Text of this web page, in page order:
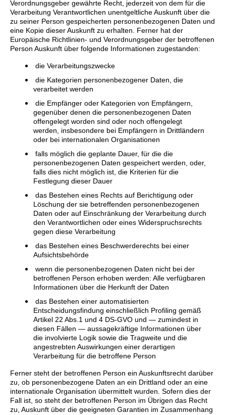
Verordnungsgeber gewährte Recht, jederzeit von dem für die
Verarbeitung Verantwortlichen unentgeltliche Auskunft über die
zu seiner Person gespeicherten personenbezogenen Daten und
eine Kopie dieser Auskunft zu erhalten. Ferner hat der
Europäische Richtlinien- und Verordnungsgeber der betroffenen
Person Auskunft über folgende Informationen zugestanden:
die Verarbeitungszwecke
die Kategorien personenbezogener Daten, die
verarbeitet werden
die Empfänger oder Kategorien von Empfängern,
gegenüber denen die personenbezogenen Daten
offengelegt worden sind oder noch offengelegt
werden, insbesondere bei Empfängern in Drittländern
oder bei internationalen Organisationen
falls möglich die geplante Dauer, für die die
personenbezogenen Daten gespeichert werden, oder,
falls dies nicht möglich ist, die Kriterien für die
Festlegung dieser Dauer
das Bestehen eines Rechts auf Berichtigung oder
Löschung der sie betreffenden personenbezogenen
Daten oder auf Einschränkung der Verarbeitung durch
den Verantwortlichen oder eines Widerspruchsrechts
gegen diese Verarbeitung
das Bestehen eines Beschwerderechts bei einer
Aufsichtsbehörde
wenn die personenbezogenen Daten nicht bei der
betroffenen Person erhoben werden: Alle verfügbaren
Informationen über die Herkunft der Daten
das Bestehen einer automatisierten
Entscheidungsfindung einschließlich Profiling gemäß
Artikel 22 Abs.1 und 4 DS-GVO und — zumindest in
diesen Fällen — aussagekräftige Informationen über
die involvierte Logik sowie die Tragweite und die
angestrebten Auswirkungen einer derartigen
Verarbeitung für die betroffene Person
Ferner steht der betroffenen Person ein Auskunftsrecht darüber
zu, ob personenbezogene Daten an ein Drittland oder an eine
internationale Organisation übermittelt wurden. Sofern dies der
Fall ist, so steht der betroffenen Person im Übrigen das Recht
zu, Auskunft über die geeigneten Garantien im Zusammenhang